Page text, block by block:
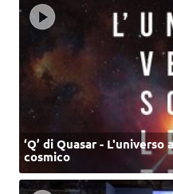
‘Q’ di Quasar -
cosmico